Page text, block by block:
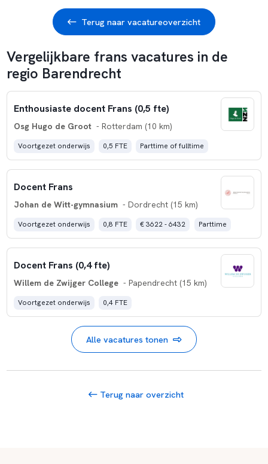
Terug naar vacatureoverzicht
Vergelijkbare frans vacatures in de
regio Barendrecht
Enthousiaste docent Frans (0,5 fte)
Osg Hugo de Groot - Rotterdam (10 km)
Voortgezet onderwijs 0,5 FTE Parttime of fulltime
Docent Frans
Johan de Witt-gymnasium - Dordrecht (15 km)
Voortgezet onderwijs 0,8 FTE € 3622 - 6432 Parttime
Docent Frans (0,4 fte)
Willem de Zwijger College - Papendrecht (15 km)
Voortgezet onderwijs 0,4 FTE
Alle vacatures tonen
Terug naar overzicht